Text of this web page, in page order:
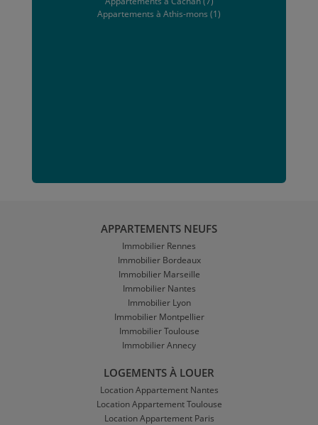
Appartements à Athis-mons (1)
APPARTEMENTS NEUFS
Immobilier Rennes
Immobilier Bordeaux
Immobilier Marseille
Immobilier Nantes
Immobilier Lyon
Immobilier Montpellier
Immobilier Toulouse
Immobilier Annecy
LOGEMENTS À LOUER
Location Appartement Nantes
Location Appartement Toulouse
Location Appartement Paris